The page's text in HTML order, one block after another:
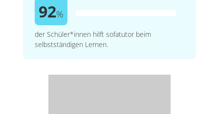
92%
der Schüler*innen hilft sofatutor beim
selbstständigen Lernen.